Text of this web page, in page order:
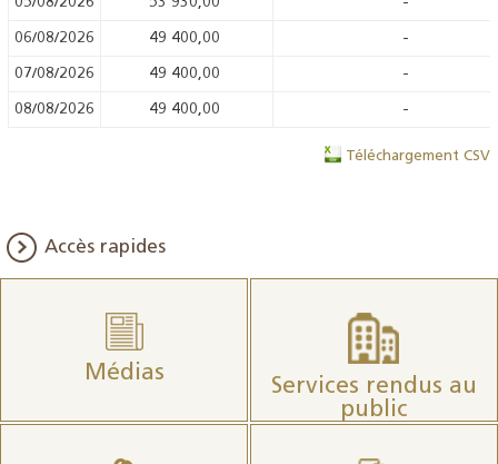
06/08/2026 49 400,00 -
07/08/2026 49 400,00 -
08/08/2026 49 400,00 -
Téléchargement CSV
Accès rapides
Médias
Services rendus au
public